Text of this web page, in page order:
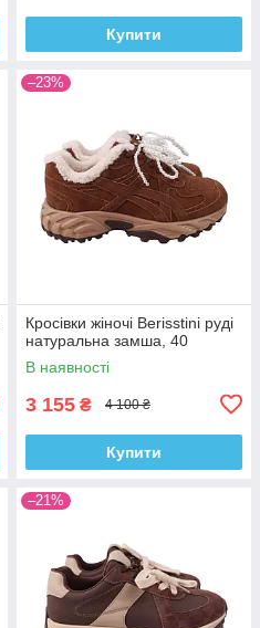
Купити
–23%
Кросівки жіночі Berisstini руді
натуральна замша, 40
В наявності
3 155 ₴ 4 100 ₴
Купити
–21%